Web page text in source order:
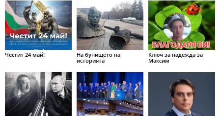
Честит 24 май!
На бунището на
историята
Ключ за надежда за
Максим